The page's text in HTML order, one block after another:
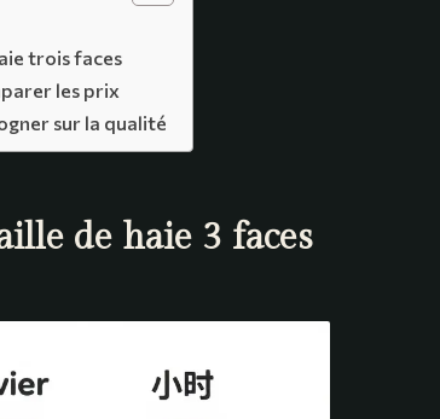
trois faces
les prix
sur la qualité
de haie 3 faces